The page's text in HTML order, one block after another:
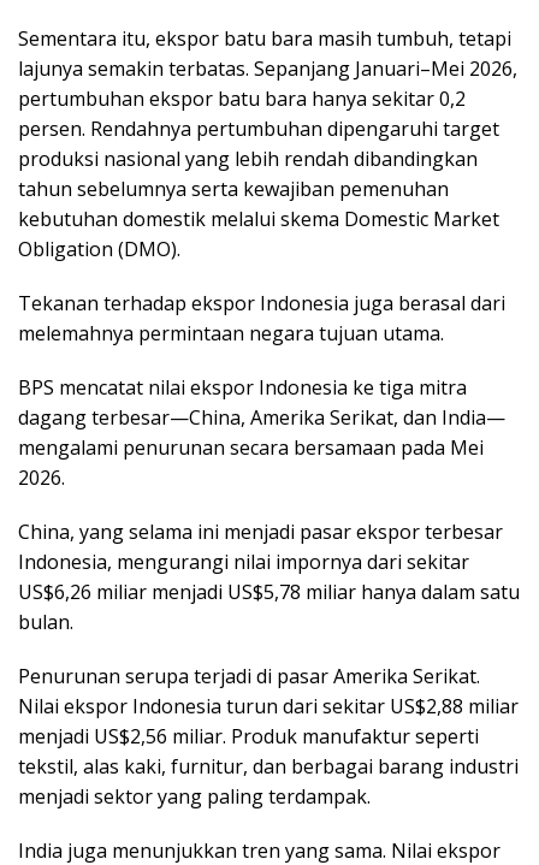
Sementara itu, ekspor batu bara masih tumbuh, tetapi
lajunya semakin terbatas. Sepanjang Januari–Mei 2026,
pertumbuhan ekspor batu bara hanya sekitar 0,2
persen. Rendahnya pertumbuhan dipengaruhi target
produksi nasional yang lebih rendah dibandingkan
tahun sebelumnya serta kewajiban pemenuhan
kebutuhan domestik melalui skema Domestic Market
Obligation (DMO).
Tekanan terhadap ekspor Indonesia juga berasal dari
melemahnya permintaan negara tujuan utama.
BPS mencatat nilai ekspor Indonesia ke tiga mitra
dagang terbesar—China, Amerika Serikat, dan India—
mengalami penurunan secara bersamaan pada Mei
2026.
China, yang selama ini menjadi pasar ekspor terbesar
Indonesia, mengurangi nilai impornya dari sekitar
US$6,26 miliar menjadi US$5,78 miliar hanya dalam satu
bulan.
Penurunan serupa terjadi di pasar Amerika Serikat.
Nilai ekspor Indonesia turun dari sekitar US$2,88 miliar
menjadi US$2,56 miliar. Produk manufaktur seperti
tekstil, alas kaki, furnitur, dan berbagai barang industri
menjadi sektor yang paling terdampak.
India juga menunjukkan tren yang sama. Nilai ekspor